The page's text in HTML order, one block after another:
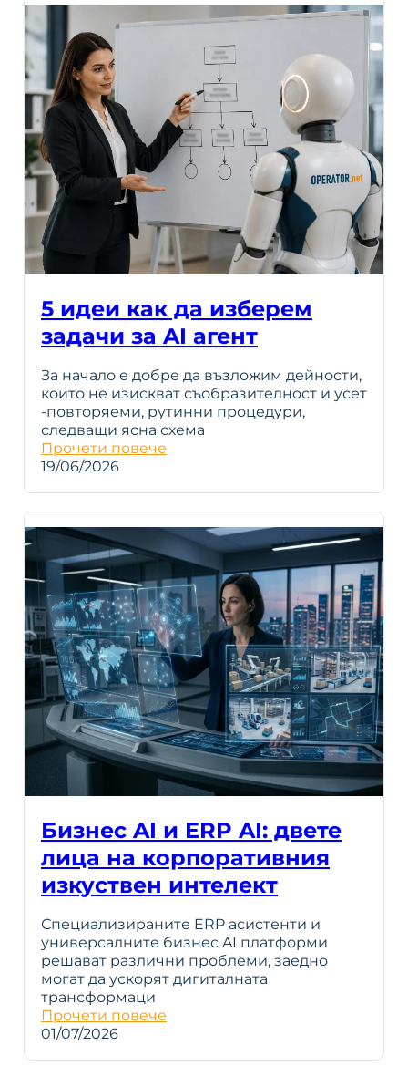
5 идеи как да изберем
задачи за AI агент
За начало е добре да възложим дейности,
които не изискват съобразителност и усет
-повторяеми, рутинни процедури,
следващи ясна схема
Прочети повече
19/06/2026
Бизнес AI и ERP AI: двете
лица на корпоративния
изкуствен интелект
Специализираните ERP асистенти и
универсалните бизнес AI платформи
решават различни проблеми, заедно
могат да ускорят дигиталната
трансформаци
Прочети повече
01/07/2026